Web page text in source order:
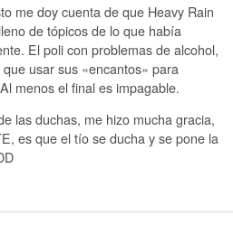
me doy cuenta de que Heavy Rain
de tópicos de lo que había
El poli con problemas de alcohol,
usar sus «encantos» para
menos el final es impagable.
las duchas, me hizo mucha gracia,
es que el tío se ducha y se pone la